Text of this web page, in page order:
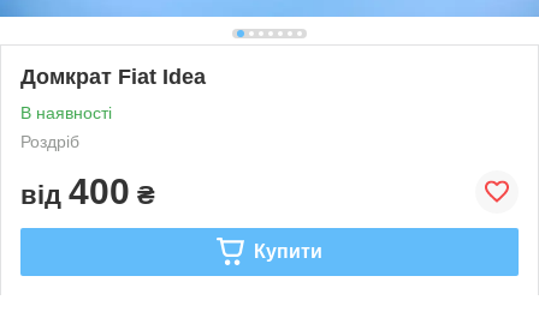
Домкрат Fiat Idea
В наявності
Роздріб
від 400 ₴
Купити